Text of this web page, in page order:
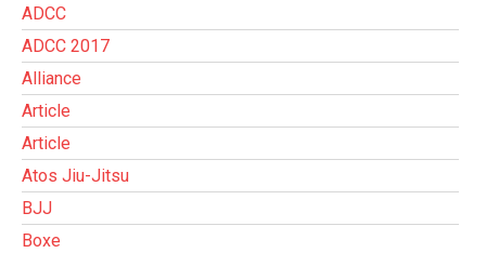
ADCC
ADCC 2017
Alliance
Article
Article
Atos Jiu-Jitsu
BJJ
Boxe